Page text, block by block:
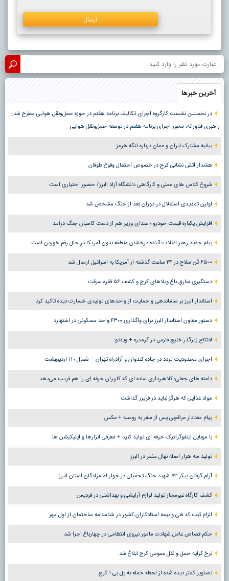
آخرین خبرها
در نخستین نشست کارگروه اجرای تکالیف برنامه هفتم در حوزه حمل‌ونقل هوایی مطرح شد:
راهبری فناورانه، محور اجرای برنامه هفتم در توسعه حمل‌ونقل هوایی
بیانیه مشترک ایران و عمان درباره تنگه هرمز
هشدار آتش نشانی کرج در خصوص احتمال وقوع طوفان
شروع کلاس های عملی و کارگاهی دانشگاه آزاد البرز/ حضور اختیاری است
اولین تمدیدی استقلال در دوران بعد از جنگ مشخص شد
افزایش یکباره قیمت خودرو ؛ صدای وزیر هم از دست کاسبان جنگ درآمد
پیام جدید رهبر انقلاب؛ آینده درخشان منطقه بدون آمریکا در حال رقم خوردن است
۶۵۰۰ تُن سلاح در ۲۴ ساعت گذشته از آمریکا به اسرائیل ارسال شد
دستگیری سارق باغ ویلاهای کرج و کشف ۵۶ فقره سرقت
استاندار البرز بر ساماندهی و حمایت از واحدهای تولیدی خسارت دیده تاکید کرد
دستور معاون استاندار البرز برای واگذاری ۴۳۰۰ واحد مسکونی در اشتهارد
افتتاح زیرگذر خلیج فارس در گرمدره + ویدئو
اجرای محدودیت تردد در جاده کندوان و آزادراه تهران – شمال ؛ ١١ اردیبهشت
دامنه های جعلی؛ کلاهبرداری ساده ای که کاربران حرفه ای را هم فریب می‌دهد
مواد غذایی که هرگز نباید در فریزر گذاشت
پیام معنادار عراقچی پس از سفر به روسیه + عکس
با موبایل اینفوگرافیک حرفه ای تولید کنید + معرفی ابزارها و اپلیکیشن ها
تولید سه هزار اصله نهال مثمر در البرز
آرام گرفتن پیکر ۷۳ شهید جنگ تحمیلی در جوار امامزادگان استان البرز
کشف کارگاه غیرمجاز تولید لوازم آرایشی و بهداشتی در فردیس
الزام ثبت کد فنی و بیمه استادکاران کشور در شناسنامه ساختمان از اول مهر
حکم قصاص عامل شهادت مامور نیروی انتظامی در چهارباغ اجرا شد
نرخ کرایه حمل و نقل عمومی کرج ابلاغ شد
تصاویر کمتر دیده شده از لحظه حمله به پل بی ۱ کرج